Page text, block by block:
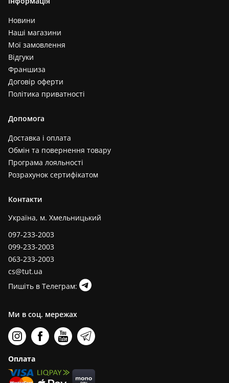
Новини
Наші магазини
Мої замовлення
Відгуки
Франшиза
Договір оферти
Політика приватності
Допомога
Доставка і оплата
Обмін та повернення товару
Програма лояльності
Розрахунок сертифікатом
Контакти
Україна, м. Хмельницький
097-233-2003
099-233-2003
063-233-2003
cs@tut.ua
Пишіть в Телеграм:
Ми в соц. мережах
Оплата